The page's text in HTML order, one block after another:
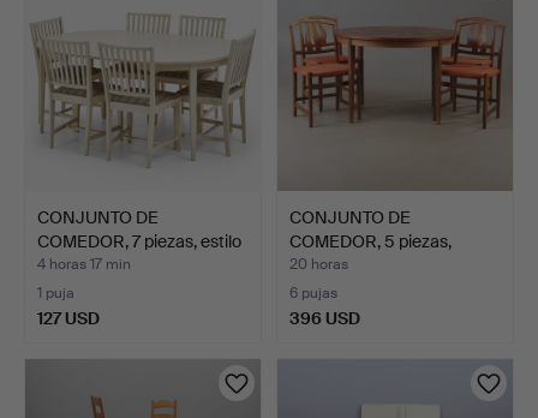
CONJUNTO DE
COMEDOR, 7 piezas, estilo
gust…
4 horas 17 min
1 puja
127 USD
CONJUNTO DE
COMEDOR, 5 piezas,
palisandro,…
20 horas
6 pujas
396 USD